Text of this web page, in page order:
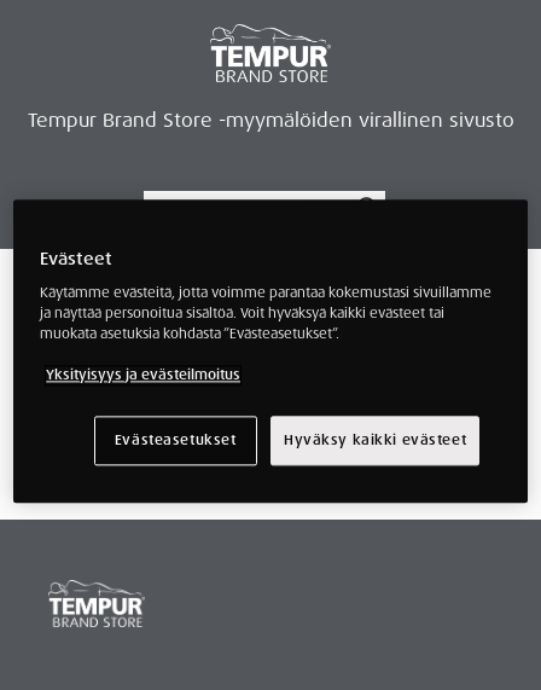
Tempur Brand Store -myymälöiden virallinen sivusto
adjustable”
180x200 arc adjustable
Näyttäisi siltä, että emme löytäneet mitä
Evästeet
Käytämme evästeitä, jotta voimme parantaa kokemustasi sivuillamme
ja näyttää personoitua sisältöä. Voit hyväksyä kaikki evästeet tai
muokata asetuksia kohdasta ”Evästeasetukset”.
Yksityisyys ja evästeilmoitus
Evästeasetukset Hyväksy kaikki evästeet